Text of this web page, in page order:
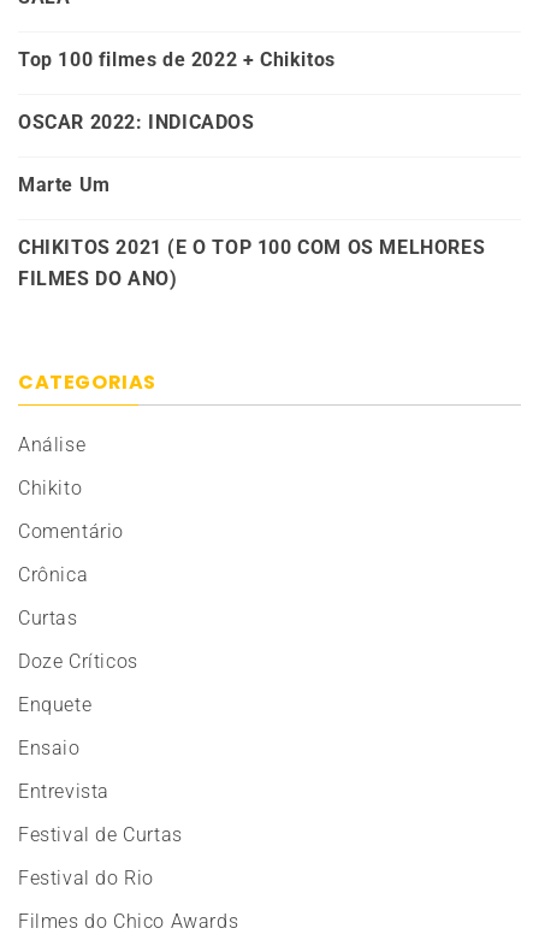
Top 100 filmes de 2022 + Chikitos
OSCAR 2022: INDICADOS
Marte Um
CHIKITOS 2021 (E O TOP 100 COM OS MELHORES
FILMES DO ANO)
CATEGORIAS
Análise
Chikito
Comentário
Crônica
Curtas
Doze Críticos
Enquete
Ensaio
Entrevista
Festival de Curtas
Festival do Rio
Filmes do Chico Awards